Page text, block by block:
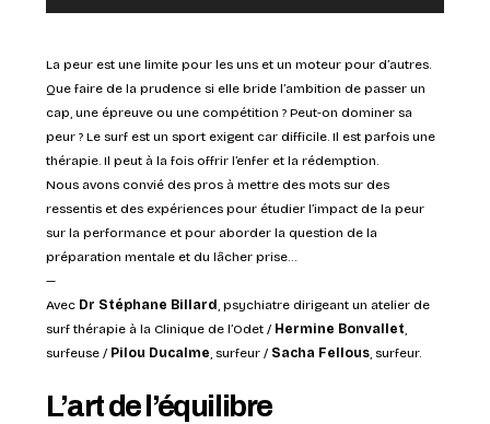
La peur est une limite pour les uns et un moteur pour d’autres.
Que faire de la prudence si elle bride l’ambition de passer un
cap, une épreuve ou une compétition ? Peut-on dominer sa
peur ? Le surf est un sport exigent car difficile. Il est parfois une
thérapie. Il peut à la fois offrir l’enfer et la rédemption.
Nous avons convié des pros à mettre des mots sur des
ressentis et des expériences pour étudier l’impact de la peur
sur la performance et pour aborder la question de la
préparation mentale et du lâcher prise…
—
Avec Dr Stéphane Billard , psychiatre dirigeant un atelier de
surf thérapie à la Clinique de l’Odet / Hermine Bonvallet,
surfeuse / Pilou Ducalme, surfeur / Sacha Fellous, surfeur.
L’art de l’équilibre